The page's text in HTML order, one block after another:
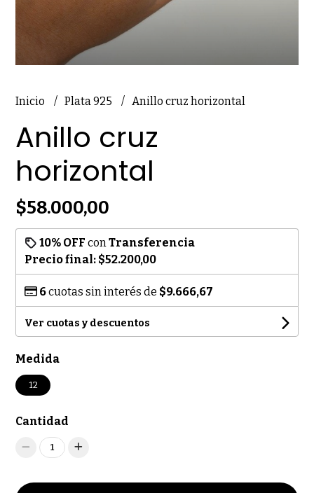
Inicio Plata 925 Anillo cruz horizontal
Anillo cruz
horizontal
$58.000,00
10% OFF conTransferencia
Precio final: $52.200,00
6cuotas sin interés de $9.666,67
Ver cuotas y descuentos
Medida
12
Cantidad
1